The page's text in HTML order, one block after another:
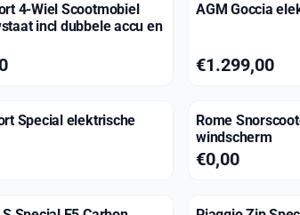
4-Wiel Scootmobiel
incl dubbele accu en
AGM Goccia
Prijs: 1 299,00
€1.299,00
Special elektrische
Rome
windscherm
Prijs: 0,00
€0,00